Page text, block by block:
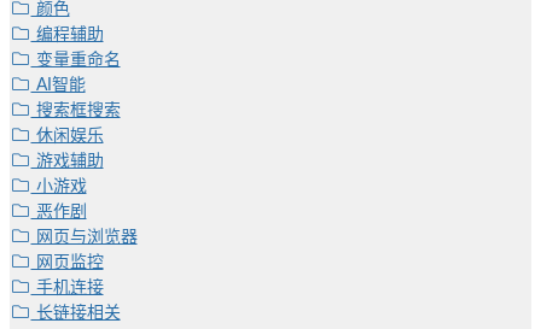
颜色
编程辅助
变量重命名
AI智能
搜索框搜索
休闲娱乐
游戏辅助
小游戏
恶作剧
网页与浏览器
网页监控
手机连接
长链接相关